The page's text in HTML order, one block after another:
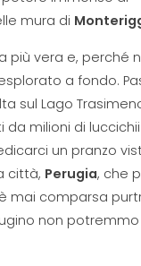
mura di
più vera e, perché
a fondo.
sul Lago
da milioni di luccichii
un pranzo
città, Perugia, che
mai comparsa
non potremmo